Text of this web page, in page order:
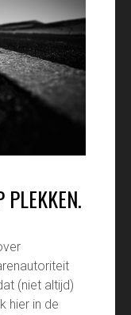
PLEKKEN.
(niet altijd)
hier in de